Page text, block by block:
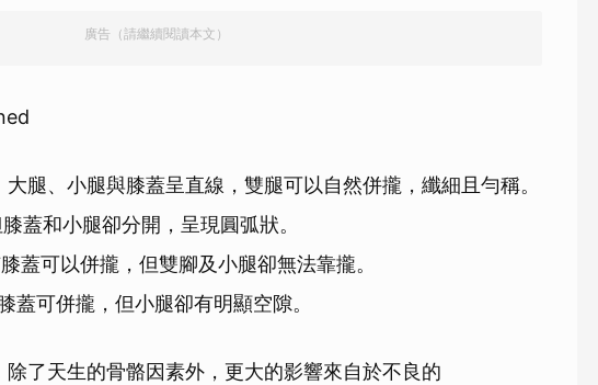
廣告（請繼續閱讀本文）
腿、小腿與膝蓋呈直線，雙腿可以自然併攏，纖細且勻稱。
蓋和小腿卻分開，呈現圓弧狀。
蓋可以併攏，但雙腳及小腿卻無法靠攏。
蓋可併攏，但小腿卻有明顯空隙。
了天生的骨骼因素外，更大的影響來自於不良的